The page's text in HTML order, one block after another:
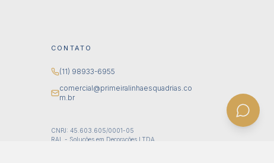
CONTATO
(11) 98933-6955
comercial@primeiralinhaesquadrias.co
m.br
CNPJ: 45.603.605/0001-05
RAL - Soluções em Decorações LTDA